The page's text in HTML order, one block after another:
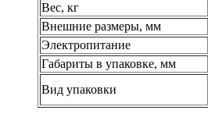
Вес, кг
Внешние размеры, мм
Электропитание
Габариты в упаковке, мм
Вид упаковки